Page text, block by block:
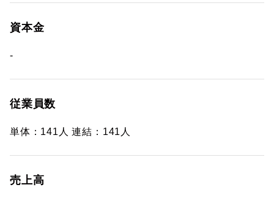
資本金
-
従業員数
単体：141人 連結：141人
売上高